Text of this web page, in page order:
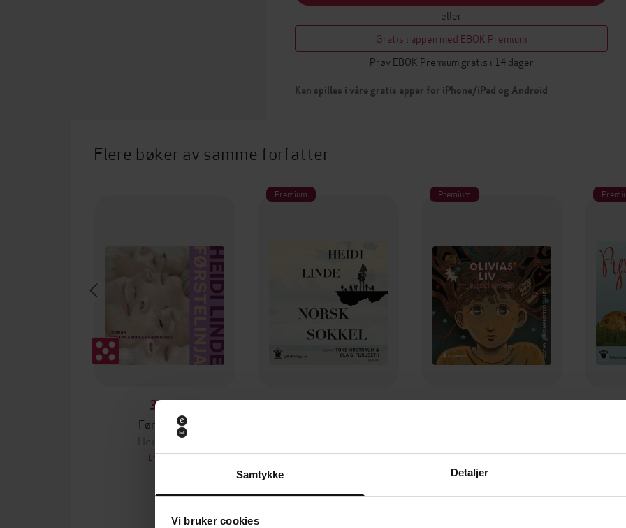
Samtykke Detaljer
Vi bruker cookies
eller
Gratis i appen med EBOK Premium
Prøv EBOK Premium gratis i 14 dager
Kan spilles i våre gratis apper for iPhone/iPad og Android
Flere bøker av samme forfatter
399,-
Førstelinja
Heidi Linde
LYDBOK
Premium
379,-
LYDBOK
Premium
299,-
LYDBOK